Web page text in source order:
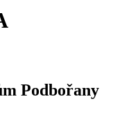
Podbořany